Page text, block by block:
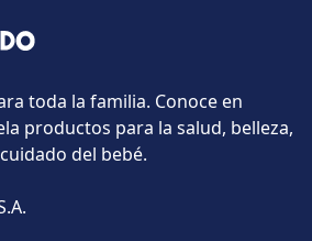
toda la familia. Conoce en
productos para la salud, belleza,
del bebé.